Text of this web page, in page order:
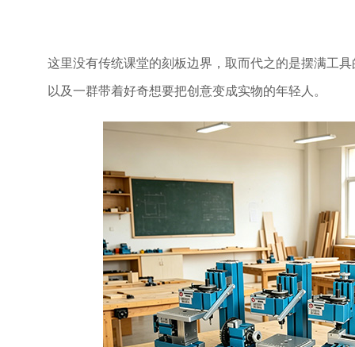
这里没有传统课堂的刻板边界，取而代之的是摆满工
以及一群带着好奇想要把创意变成实物的年轻人。